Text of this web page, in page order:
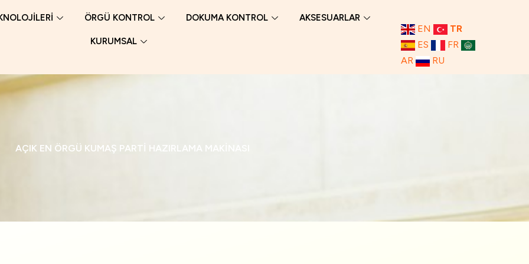
ÖRGÜ KONTROL DOKUMA KONTROL AKSESUARLAR
KURUMSAL
EN
TR
ES
FR
AR
RU
AÇIK EN ÖRGÜ KUMAŞ PARTİ HAZIRLAMA MAKİNASI